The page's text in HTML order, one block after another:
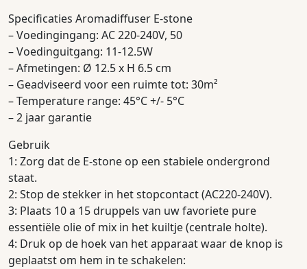
Specificaties Aromadiffuser E-stone
– Voedingingang: AC 220-240V, 50
– Voedinguitgang: 11-12.5W
– Afmetingen: Ø 12.5 x H 6.5 cm
– Geadviseerd voor een ruimte tot: 30m²
– Temperature range: 45°C +/- 5°C
– 2 jaar garantie
Gebruik
1: Zorg dat de E-stone op een stabiele ondergrond
staat.
2: Stop de stekker in het stopcontact (AC220-240V).
3: Plaats 10 a 15 druppels van uw favoriete pure
essentiële olie of mix in het kuiltje (centrale holte).
4: Druk op de hoek van het apparaat waar de knop is
geplaatst om hem in te schakelen: